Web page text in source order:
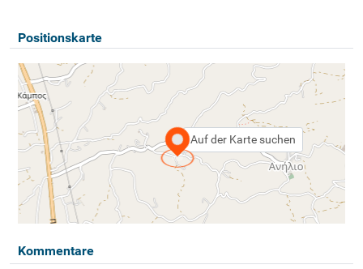
Positionskarte
Auf der Karte suchen
Kommentare